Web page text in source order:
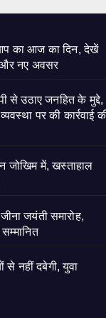
का आज का दिन, देखें
और नए अवसर
से उठाए जनहित के मुद्दे,
पर की कार्रवाई
जोखिम में, खस्ताहाल
जयंती समारोह,
से नहीं दबेगी, युवा